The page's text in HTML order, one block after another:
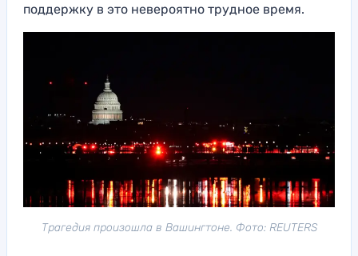
поддержку в это невероятно трудное время.
Трагедия произошла в Вашингтоне. Фото: REUTERS